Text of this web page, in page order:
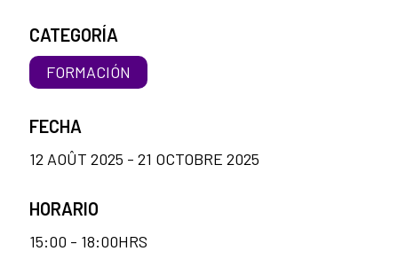
CATEGORÍA
FORMACIÓN
FECHA
12 AOÛT 2025 - 21 OCTOBRE 2025
HORARIO
15:00 - 18:00HRS